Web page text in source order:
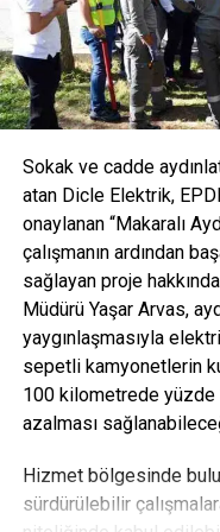
limanları Karadeniz ve
ANAHTAR KELIMELER:
SONRAKI
ediyor!
ÖNCEKI
“Her üç ölümlü iş
yaşanıyor”
editor
formüllerle tüketicilere
AVOYA hem maden
kategorisinde devrim
Sokak ve cadde
atan Dicle Elektrik,
onaylanan “Makaralı
çalışmanın ardından
sağlayan proje
Müdürü Yaşar Arvas,
yaygınlaşmasıyla
sepetli kamyonetlerin
100 kilometrede yüzde
azalması
Hizmet bölgesinde
sürdürülebilir